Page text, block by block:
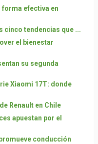
forma efectiva en
cinco tendencias que ...
el bienestar
su segunda
Xiaomi 17T: donde
Renault en Chile
apuestan por el
conducción